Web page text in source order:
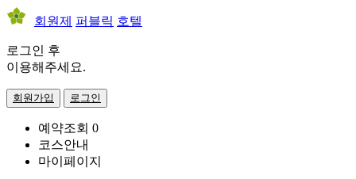
회원제 퍼블릭 호텔
로그인 후
이용해주세요.
회원가입 로그인
예약조회 0
코스안내
마이페이지